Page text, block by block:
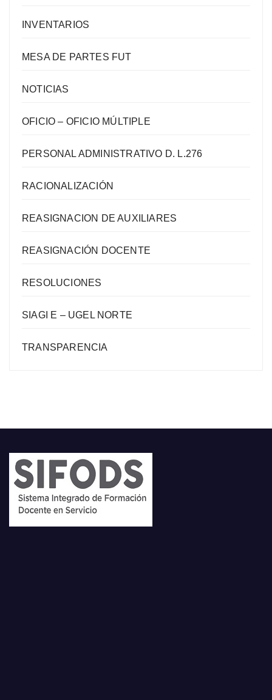
INVENTARIOS
MESA DE PARTES FUT
NOTICIAS
OFICIO – OFICIO MÚLTIPLE
PERSONAL ADMINISTRATIVO D. L.276
RACIONALIZACIÓN
REASIGNACION DE AUXILIARES
REASIGNACIÓN DOCENTE
RESOLUCIONES
SIAGI E – UGEL NORTE
TRANSPARENCIA